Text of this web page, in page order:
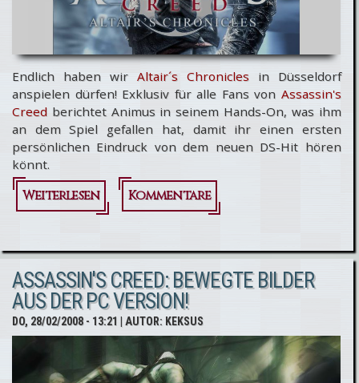
Endlich haben wir Altair´s Chroniclesin Düsseldorf
anspielen dürfen! Exklusiv für alle Fans von Assassin's
Creed berichtet Animus in seinem Hands-On, was ihm
an dem Spiel gefallen hat, damit ihr einen ersten
persönlichen Eindruck von dem neuen DS-Hit hören
könnt.
Weiterlesen
über
Creed
Altair
Chronicles
für
Nintendo
Kommentare
ASSASSIN'S CREED: BEWEGTE BILDER
AUS DER PC VERSION!
DO, 28/02/2008 - 13:21 | AUTOR: KEKSUS